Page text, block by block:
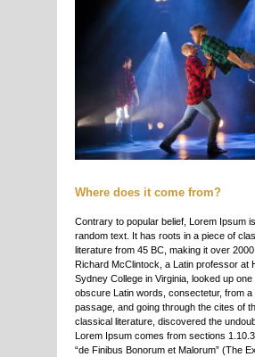
Where does it come from?
Contrary to popular belief, Lorem Ipsum
random text. It has roots in a piece of
literature from 45 BC, making it over 2000
Richard McClintock, a Latin professor at
Sydney College in Virginia, looked up
obscure Latin words, consectetur, from a
passage, and going through the cites of
classical literature, discovered the
Lorem Ipsum comes from sections
“de Finibus Bonorum et Malorum” (The